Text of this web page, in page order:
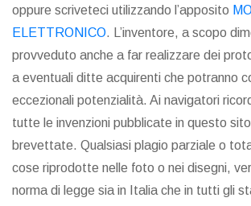
oppure scriveteci utilizzando l’apposito
ELETTRONICO. L’inventore, a scopo
provveduto anche a far realizzare dei
a eventuali ditte acquirenti che potranno
eccezionali potenzialità. Ai navigatori
tutte le invenzioni pubblicate in questo
brevettate. Qualsiasi plagio parziale o
cose riprodotte nelle foto o nei disegni,
norma di legge sia in Italia che in tutti gli